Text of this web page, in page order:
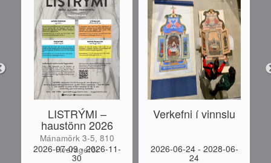
LISTRÝMI –
haustönn 2026
Mánamörk 3-5, 810
Hveragerði
2026-07-09 - 2026-11-
30
Verkefni í vinnslu
2026-06-24 - 2028-06-
24